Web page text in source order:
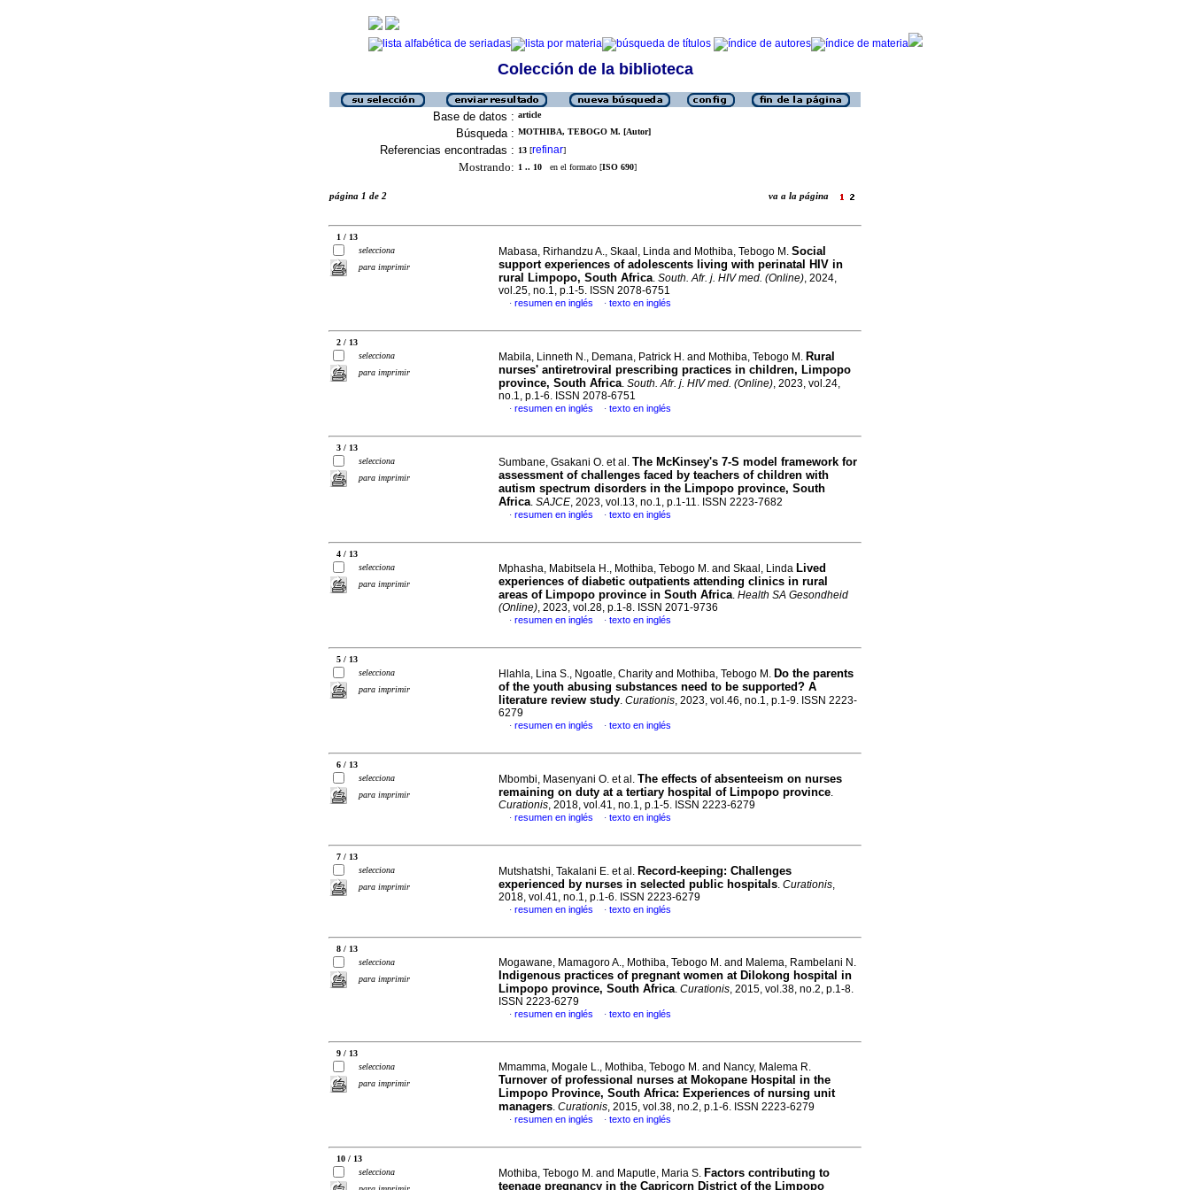
Colección de la biblioteca
Base de datos : article
Búsqueda : MOTHIBA, TEBOGO M. [Autor]
Referencias encontradas : 13 [refinar]
Mostrando: 1 .. 10 en el formato [ISO 690]
página 1 de 2 va a la página
1 / 13
selecciona
para imprimir
Mabasa, Rirhandzu A., Skaal, Linda and Mothiba, Tebogo M. Social
support experiences of adolescents living with perinatal HIV in
rural Limpopo, South Africa. South. Afr. j. HIV med. (Online), 2024,
vol.25, no.1, p.1-5. ISSN 2078-6751
· resumen en inglés · texto en inglés
2 / 13
selecciona
para imprimir
Mabila, Linneth N., Demana, Patrick H. and Mothiba, Tebogo M. Rural
nurses' antiretroviral prescribing practices in children, Limpopo
province, South Africa. South. Afr. j. HIV med. (Online), 2023, vol.24,
no.1, p.1-6. ISSN 2078-6751
· resumen en inglés · texto en inglés
3 / 13
selecciona
para imprimir
Sumbane, Gsakani O. et al. The McKinsey's 7-S model framework for
assessment of challenges faced by teachers of children with
autism spectrum disorders in the Limpopo province, South
Africa. SAJCE, 2023, vol.13, no.1, p.1-11. ISSN 2223-7682
· resumen en inglés · texto en inglés
4 / 13
selecciona
para imprimir
Mphasha, Mabitsela H., Mothiba, Tebogo M. and Skaal, Linda Lived
experiences of diabetic outpatients attending clinics in rural
areas of Limpopo province in South Africa. Health SA Gesondheid
(Online), 2023, vol.28, p.1-8. ISSN 2071-9736
· resumen en inglés · texto en inglés
5 / 13
selecciona
para imprimir
Hlahla, Lina S., Ngoatle, Charity and Mothiba, Tebogo M. Do the parents
of the youth abusing substances need to be supported? A
literature review study. Curationis, 2023, vol.46, no.1, p.1-9. ISSN 2223-
6279
· resumen en inglés · texto en inglés
6 / 13
selecciona
para imprimir
Mbombi, Masenyani O. et al. The effects of absenteeism on nurses
remaining on duty at a tertiary hospital of Limpopo province.
Curationis, 2018, vol.41, no.1, p.1-5. ISSN 2223-6279
· resumen en inglés · texto en inglés
7 / 13
selecciona
para imprimir
Mutshatshi, Takalani E. et al. Record-keeping: Challenges
experienced by nurses in selected public hospitals. Curationis,
2018, vol.41, no.1, p.1-6. ISSN 2223-6279
· resumen en inglés · texto en inglés
8 / 13
selecciona
para imprimir
Mogawane, Mamagoro A., Mothiba, Tebogo M. and Malema, Rambelani N.
Indigenous practices of pregnant women at Dilokong hospital in
Limpopo province, South Africa. Curationis, 2015, vol.38, no.2, p.1-8.
ISSN 2223-6279
· resumen en inglés · texto en inglés
9 / 13
selecciona
para imprimir
Mmamma, Mogale L., Mothiba, Tebogo M. and Nancy, Malema R.
Turnover of professional nurses at Mokopane Hospital in the
Limpopo Province, South Africa: Experiences of nursing unit
managers. Curationis, 2015, vol.38, no.2, p.1-6. ISSN 2223-6279
· resumen en inglés · texto en inglés
10 / 13
selecciona
Mothiba, Tebogo M. and Maputle, Maria S. Factors contributing to
teenage pregnancy in the Capricorn District of the Limpopo